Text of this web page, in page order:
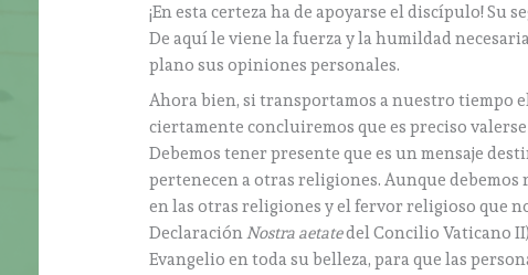
¡En esta certeza ha de apoyarse el discípulo!
De aquí le viene la fuerza y la humildad
plano sus opiniones personales.
Ahora bien, si transportamos a nuestro tiempo
ciertamente concluiremos que es preciso
Debemos tener presente que es un mensaje
pertenecen a otras religiones. Aunque debemos
en las otras religiones y el fervor religioso que
Declaración Nostra aetatedel Concilio Vaticano
Evangelio en toda su belleza, para que las